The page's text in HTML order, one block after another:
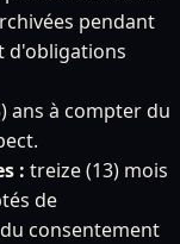
pendant
d'obligations
ans à compter du
: treize (13) mois
de
consentement